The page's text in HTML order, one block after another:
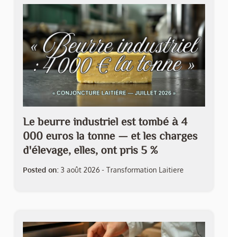
Le beurre industriel est tombé à 4
000 euros la tonne — et les charges
d'élevage, elles, ont pris 5 %
Posted on: 3 août 2026 - Transformation Laitiere